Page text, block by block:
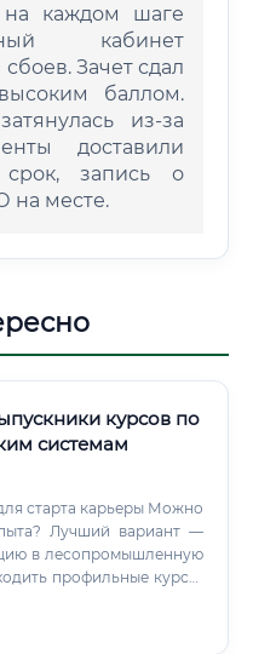
на каждом шаге
кабинет
Зачет сдал
баллом.
из-за
доставили
запись о
месте.
курсов по
системам
карьеры Можно
Лучший вариант —
в лесопромышленную
профильные курсы.